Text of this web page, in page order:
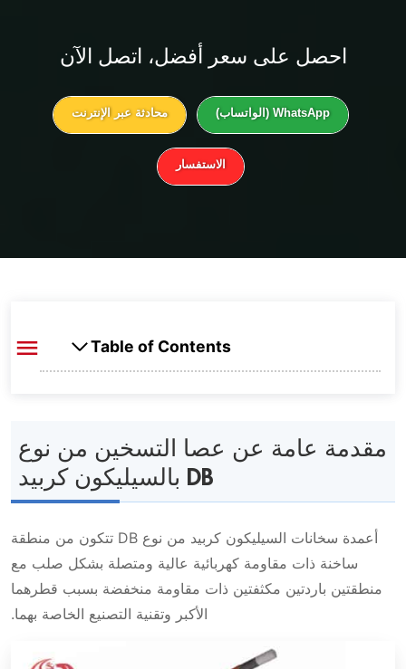
احصل على سعر أفضل، اتصل الآن
WhatsApp (الواتساب) محادثة عبر الإنترنت
الاستفسار
Table of Contents
بالسيليكون كربيد
الفيديو
طريقة التثبيت لعصا التسخين من نوع DB
بالسيليكون كربيد
رقم الطراز وورقة بيانات المرجع حول عصا التسخين
مقدمة عامة عن عصا التسخين من نوع
DB بالسيليكون كربيد
أعمدة سخانات السيليكون كربيد من نوع DB تتكون من منطقة
ساخنة ذات مقاومة كهربائية عالية ومتصلة بشكل صلب مع
منطقتين باردتين مكثفتين ذات مقاومة منخفضة بسبب قطرهما
الأكبر وتقنية التصنيع الخاصة بهما.